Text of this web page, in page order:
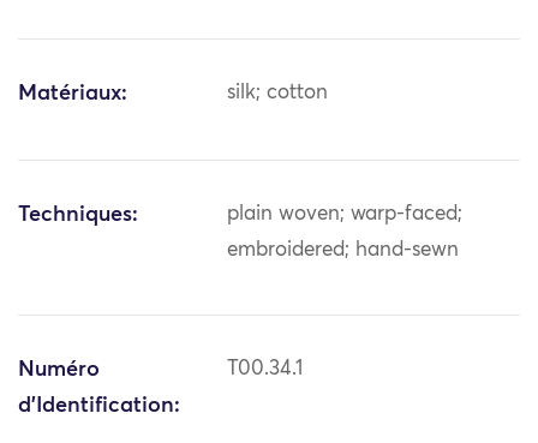
Matériaux: silk; cotton
Techniques:
plain woven; warp-faced;
embroidered; hand-sewn
Numéro
d'Identification:
T00.34.1